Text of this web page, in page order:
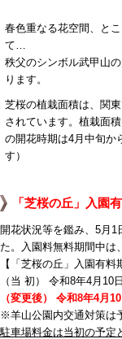
春色重なる花空間、とこ
て…
秩父のシンボル武甲山
ります。
芝桜の植栽面積は、関
されています。植栽面
の開花時期は4月中旬か
す）
「芝桜の丘」入園
開花状況等を鑑み、5月1
た。入園料無料期間中は
【「芝桜の丘」入園有料
（当 初） 令和8年4月10
（変更後） 令和8年4月
※羊山公園内交通対策は
駐車場料金は当初の予定